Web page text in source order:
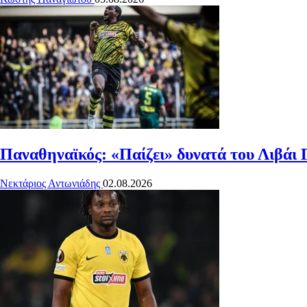
Παναθηναϊκός: «Παίζει» δυνατά του Λιβάι
Νεκτάριος Αντωνιάδης 02.08.2026